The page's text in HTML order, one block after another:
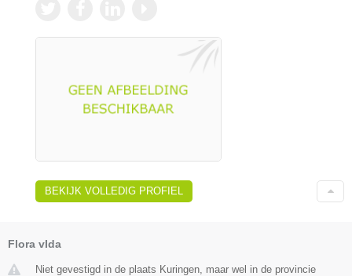
BEKIJK VOLLEDIG PROFIEL
Flora vIda
Niet gevestigd in de plaats Kuringen, maar wel in de provincie